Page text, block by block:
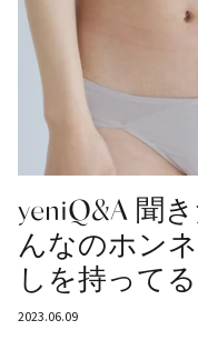
yeniQ&A 聞
んなのホン
しを持ってる
2023.06.09